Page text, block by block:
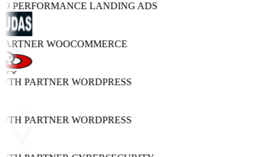
PERFORMANCELANDING ADS
WOOCOMMERCE
PARTNERWORDPRESS
PARTNERWORDPRESS